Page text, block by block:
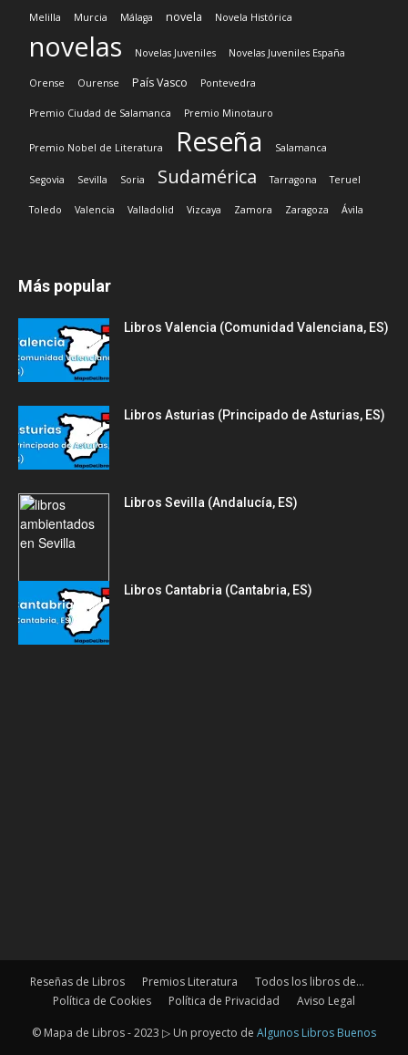
Melilla Murcia Málaga novela Novela Histórica
novelas Novelas Juveniles Novelas Juveniles España
Orense Ourense País Vasco Pontevedra
Premio Ciudad de Salamanca Premio Minotauro
Premio Nobel de Literatura Reseña Salamanca
Segovia Sevilla Soria Sudamérica Tarragona Teruel
Toledo Valencia Valladolid Vizcaya Zamora Zaragoza Ávila
Más popular
Libros Valencia (Comunidad Valenciana, ES)
Libros Asturias (Principado de Asturias, ES)
Libros Sevilla (Andalucía, ES)
Libros Cantabria (Cantabria, ES)
Reseñas de Libros Premios Literatura
Todos los libros de…
Política de Cookies
Política de Privacidad Aviso Legal
© Mapa de Libros - 2023 ▷ Un proyecto de Algunos Libros Buenos